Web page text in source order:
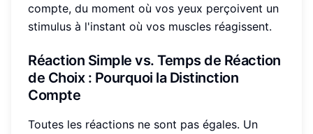
compte, du moment où vos yeux perçoivent un
stimulus à l'instant où vos muscles réagissent.
Réaction Simple vs. Temps de Réaction
de Choix : Pourquoi la Distinction
Compte
Toutes les réactions ne sont pas égales. Un